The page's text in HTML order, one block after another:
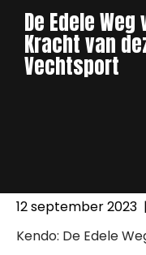
De Edele
Kracht van
Vechtsport
12 september 2023 |
Kendo: De Edele